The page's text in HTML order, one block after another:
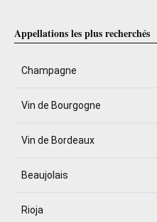
Appellations les plus recherchés
Champagne
Vin de Bourgogne
Vin de Bordeaux
Beaujolais
Rioja